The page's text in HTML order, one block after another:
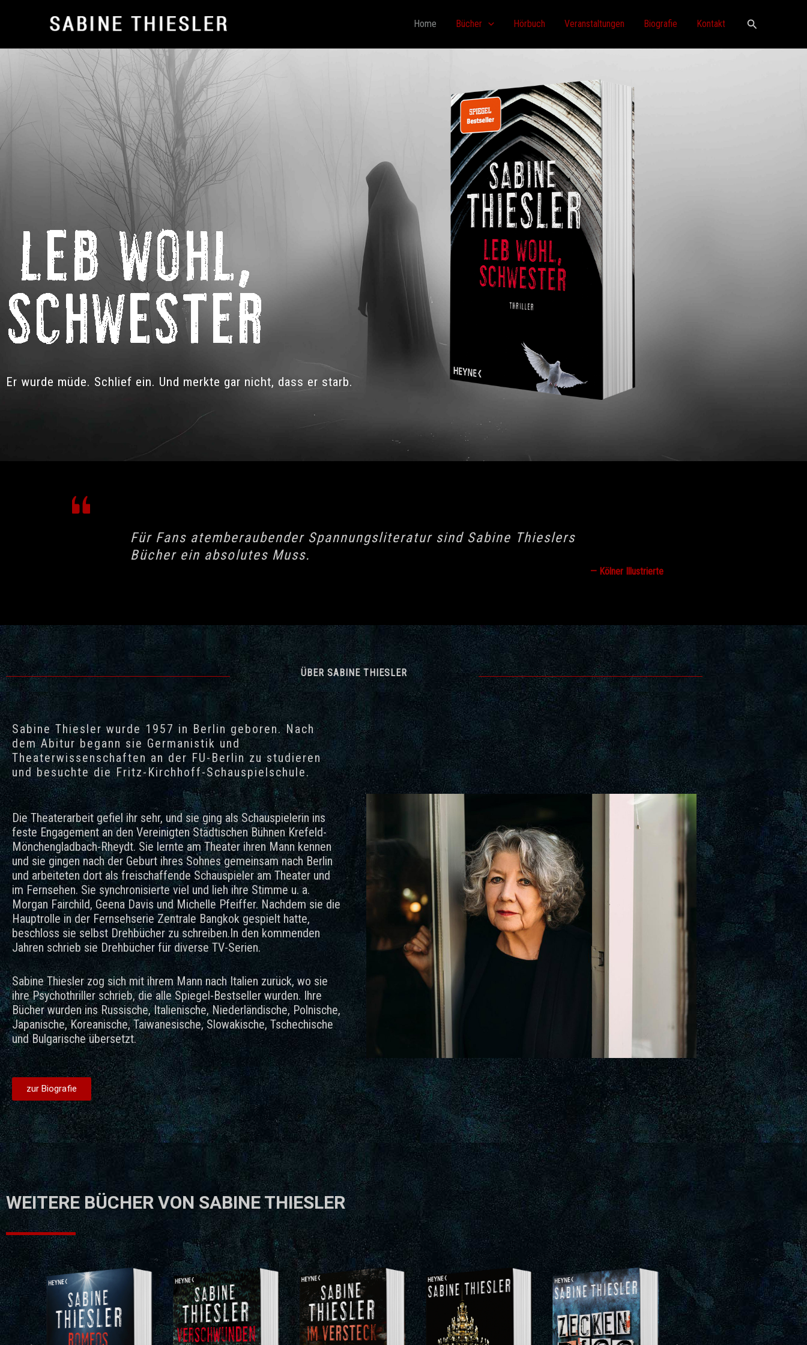
Home Bücher Hörbuch Veranstaltungen Biografie Kontakt Suchen
Er wurde müde. Schlief ein. Und merkte gar nicht, dass er starb.
Für Fans atemberaubender Spannungsliteratur sind Sabine Thieslers
Bücher ein absolutes Muss.
— Kölner Illustrierte
ÜBER SABINE THIESLER
Sabine Thiesler wurde 1957 in Berlin geboren. Nach
dem Abitur begann sie Germanistik und
Theaterwissenschaften an der FU-Berlin zu studieren
und besuchte die Fritz-Kirchhoff-Schauspielschule.
Die Theaterarbeit gefiel ihr sehr, und sie ging als Schauspielerin ins
feste Engagement an den Vereinigten Städtischen Bühnen Krefeld-
Mönchengladbach-Rheydt. Sie lernte am Theater ihren Mann kennen
und sie gingen nach der Geburt ihres Sohnes gemeinsam nach Berlin
und arbeiteten dort als freischaffende Schauspieler am Theater und
im Fernsehen. Sie synchronisierte viel und lieh ihre Stimme u. a.
Morgan Fairchild, Geena Davis und Michelle Pfeiffer. Nachdem sie die
Hauptrolle in der Fernsehserie Zentrale Bangkok gespielt hatte,
beschloss sie selbst Drehbücher zu schreiben.In den kommenden
Jahren schrieb sie Drehbücher für diverse TV-Serien.
Sabine Thiesler zog sich mit ihrem Mann nach Italien zurück, wo sie
ihre Psychothriller schrieb, die alle Spiegel-Bestseller wurden. Ihre
Bücher wurden ins Russische, Italienische, Niederländische, Polnische,
Japanische, Koreanische, Taiwanesische, Slowakische, Tschechische
und Bulgarische übersetzt.
zur Biografie
WEITERE BÜCHER VON SABINE THIESLER